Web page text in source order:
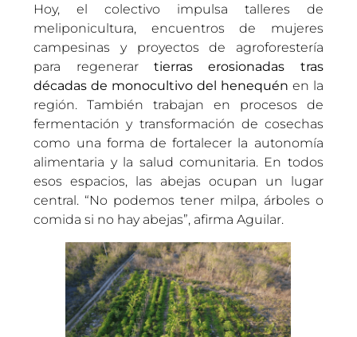
Hoy, el colectivo impulsa talleres de
meliponicultura, encuentros de mujeres
campesinas y proyectos de agroforestería
para regenerar tierras erosionadas tras
décadas de monocultivo del henequén en la
región. También trabajan en procesos de
fermentación y transformación de cosechas
como una forma de fortalecer la autonomía
alimentaria y la salud comunitaria. En todos
esos espacios, las abejas ocupan un lugar
central. “No podemos tener milpa, árboles o
comida si no hay abejas”, afirma Aguilar.